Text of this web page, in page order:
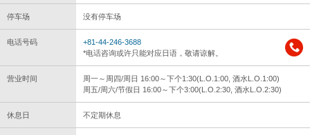
停车场 没有停车场
电话号码
+81-44-246-3688
*电话咨询或许只能对应日语，敬请谅解。
营业时间
周一～周四/周日 16:00～下个1:30(L.O.1:00, 酒水L.O.1:00)
周五/周六/节假日 16:00～下个3:00(L.O.2:30, 酒水L.O.2:30)
休息日 不定期休息